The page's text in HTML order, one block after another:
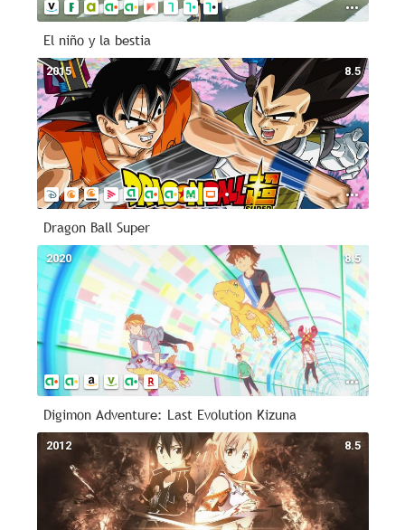
El niño y la bestia
8.5
2015
Dragon Ball Super
8.5
2020
Digimon Adventure: Last Evolution Kizuna
8.5
2012